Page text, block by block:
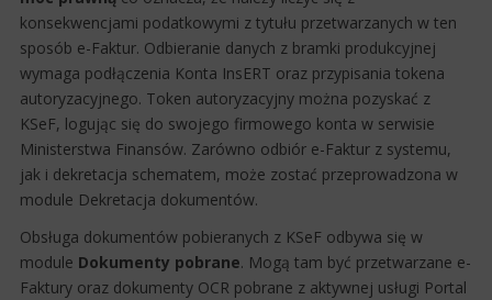
konsekwencjami podatkowymi z tytułu przetwarzanych w ten
sposób e-Faktur. Odbieranie danych z bramki produkcyjnej
wymaga podłączenia Konta InsERT oraz przypisania tokena
autoryzacyjnego. Token autoryzacyjny można pozyskać z
KSeF, logując się do swojego firmowego konta w serwisie
Ministerstwa Finansów. Zarówno odbiór e-Faktur z systemu,
jak i dekretacja schematem, może zostać przeprowadzona w
module Dekretacja dokumentów.
Obsługa dokumentów pobieranych z KSeF odbywa się w
module Dokumenty pobrane. Mogą tam być przetwarzane e-
Faktury oraz dokumenty OCR pobrane z aktywnej usługi Portal